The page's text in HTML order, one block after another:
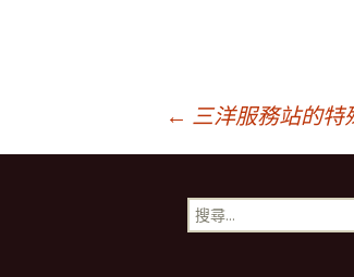
← 三洋服務站的特
搜
尋